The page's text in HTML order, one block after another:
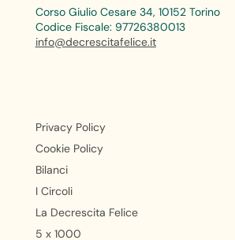
Corso Giulio Cesare 34, 10152 Torino
Codice Fiscale: 97726380013
info@decrescitafelice.it
Privacy Policy
Cookie Policy
Bilanci
I Circoli
La Decrescita Felice
5 x 1000